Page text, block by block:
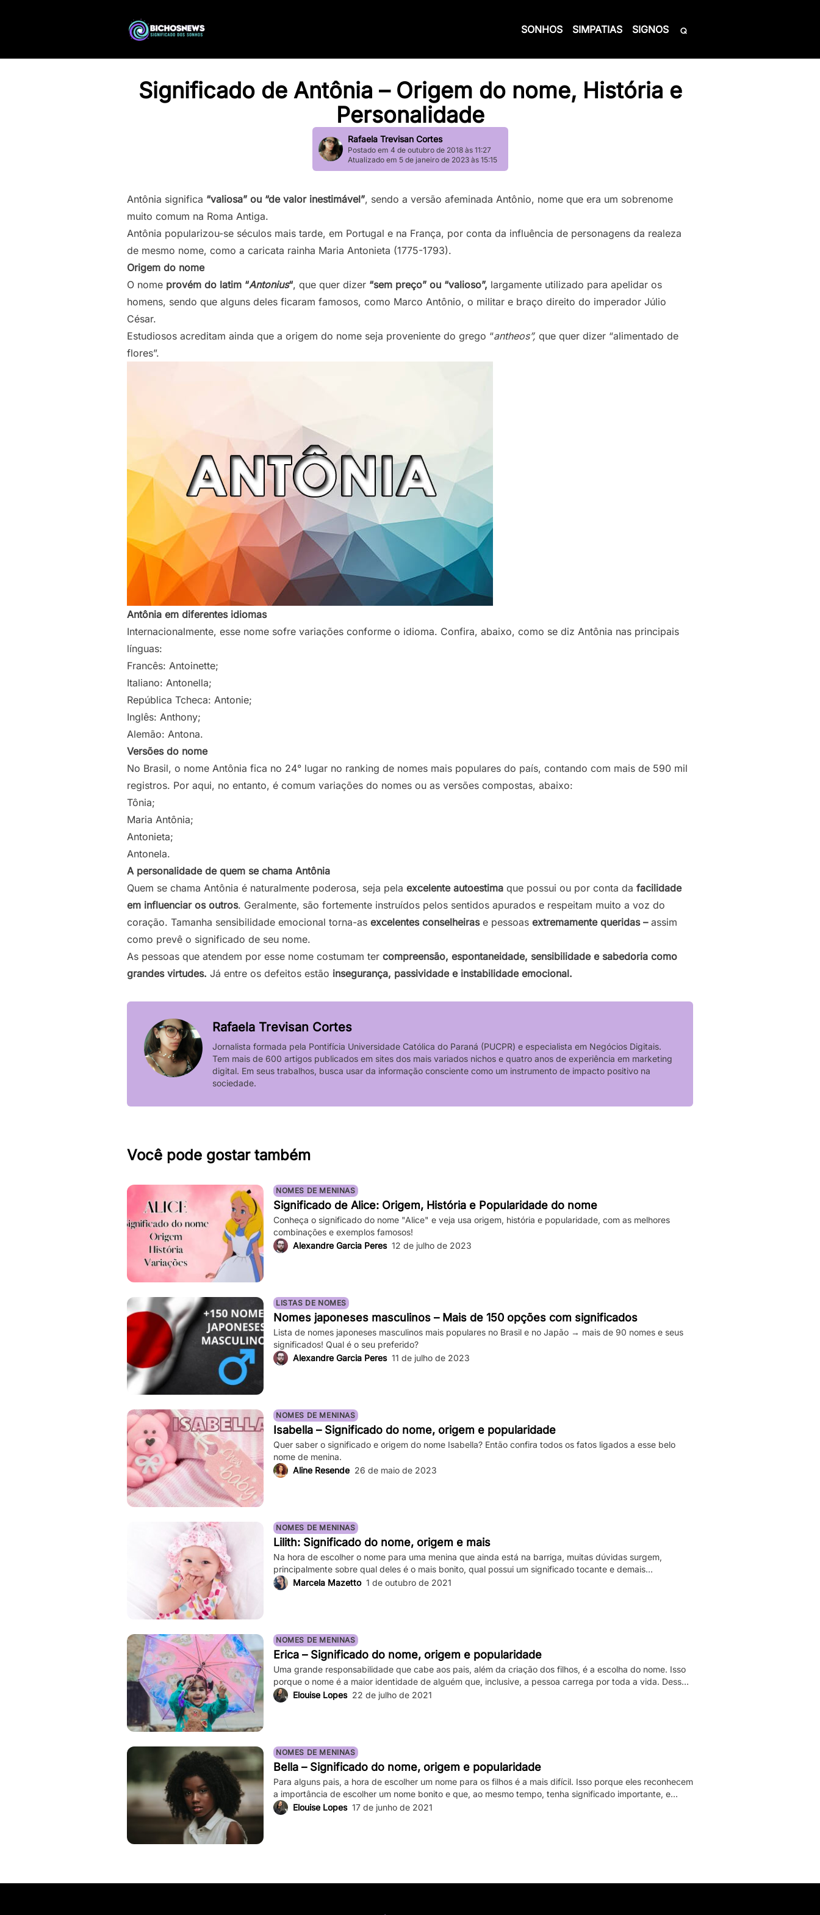
SONHOS SIMPATIAS SIGNOS
Significado de Antônia – Origem do nome, História e
Personalidade
Rafaela Trevisan Cortes
Postado em 4 de outubro de 2018 às 11:27
Atualizado em 5 de janeiro de 2023 às 15:15
Antônia significa “valiosa” ou “de valor inestimável”, sendo a versão afeminada Antônio, nome que era um sobrenome
muito comum na Roma Antiga.
Antônia popularizou-se séculos mais tarde, em Portugal e na França, por conta da influência de personagens da realeza
de mesmo nome, como a caricata rainha Maria Antonieta (1775-1793).
Origem do nome
O nome provém do latim “Antonius“, que quer dizer “sem preço” ou “valioso”, largamente utilizado para apelidar os
homens, sendo que alguns deles ficaram famosos, como Marco Antônio, o militar e braço direito do imperador Júlio
César.
Estudiosos acreditam ainda que a origem do nome seja proveniente do grego “antheos”, que quer dizer “alimentado de
flores”.
Antônia em diferentes idiomas
Internacionalmente, esse nome sofre variações conforme o idioma. Confira, abaixo, como se diz Antônia nas principais
línguas:
Francês: Antoinette;
Italiano: Antonella;
República Tcheca: Antonie;
Inglês: Anthony;
Alemão: Antona.
Versões do nome
No Brasil, o nome Antônia fica no 24° lugar no ranking de nomes mais populares do país, contando com mais de 590 mil
registros. Por aqui, no entanto, é comum variações do nomes ou as versões compostas, abaixo:
Tônia;
Maria Antônia;
Antonieta;
Antonela.
A personalidade de quem se chama Antônia
Quem se chama Antônia é naturalmente poderosa, seja pela excelente autoestima que possui ou por conta da facilidade
em influenciar os outros. Geralmente, são fortemente instruídos pelos sentidos apurados e respeitam muito a voz do
coração. Tamanha sensibilidade emocional torna-as excelentes conselheirase pessoas extremamente queridas –assim
como prevê o significado de seu nome.
As pessoas que atendem por esse nome costumam ter compreensão, espontaneidade, sensibilidade e sabedoria como
grandes virtudes. Já entre os defeitos estão insegurança, passividade e instabilidade emocional.
Rafaela Trevisan Cortes
Jornalista formada pela Pontifícia Universidade Católica do Paraná (PUCPR) e especialista em Negócios Digitais.
Tem mais de 600 artigos publicados em sites dos mais variados nichos e quatro anos de experiência em marketing
digital. Em seus trabalhos, busca usar da informação consciente como um instrumento de impacto positivo na
sociedade.
Você pode gostar também
NOMES DE MENINAS
Significado de Alice: Origem, História e Popularidade do nome
Conheça o significado do nome "Alice" e veja usa origem, história e popularidade, com as melhores
combinações e exemplos famosos!
Alexandre Garcia Peres 12 de julho de 2023
LISTAS DE NOMES
Nomes japoneses masculinos – Mais de 150 opções com significados
Lista de nomes japoneses masculinos mais populares no Brasil e no Japão → mais de 90 nomes e seus
significados! Qual é o seu preferido?
Alexandre Garcia Peres 11 de julho de 2023
NOMES DE MENINAS
Isabella – Significado do nome, origem e popularidade
Quer saber o significado e origem do nome Isabella? Então confira todos os fatos ligados a esse belo
nome de menina.
Aline Resende 26 de maio de 2023
NOMES DE MENINAS
Lilith: Significado do nome, origem e mais
Na hora de escolher o nome para uma menina que ainda está na barriga, muitas dúvidas surgem,
principalmente sobre qual deles é o mais bonito, qual possui um significado tocante e demais
possibilidades. Veja abaixo mais sobre o nome Lilith, qual sua origem, qual a história por detrás dele e
tudo que precisa saber para […]
Marcela Mazetto 1 de outubro de 2021
NOMES DE MENINAS
Erica – Significado do nome, origem e popularidade
Uma grande responsabilidade que cabe aos pais, além da criação dos filhos, é a escolha do nome. Isso
porque o nome é a maior identidade de alguém que, inclusive, a pessoa carrega por toda a vida. Desse
modo, é importante levar em conta sobre um nome antes de escolhê-lo para seu filho. Portanto, confira o
[…]
Elouise Lopes 22 de julho de 2021
NOMES DE MENINAS
Bella – Significado do nome, origem e popularidade
Para alguns pais, a hora de escolher um nome para os filhos é a mais difícil. Isso porque eles reconhecem
a importância de escolher um nome bonito e que, ao mesmo tempo, tenha significado importante, e
demais aspectos. Pensando nisso, vamos ver o significado do nome Bella e outros motivos para batizar
sua filha com […]
Elouise Lopes 17 de junho de 2021